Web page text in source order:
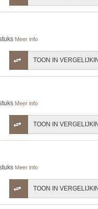
Meer info
TOON IN
Meer info
TOON IN
Meer info
TOON IN